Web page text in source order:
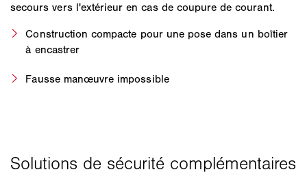
secours vers l'extérieur en cas de coupure de courant.
Construction compacte pour une pose dans un boîtier
à encastrer
Fausse manœuvre impossible